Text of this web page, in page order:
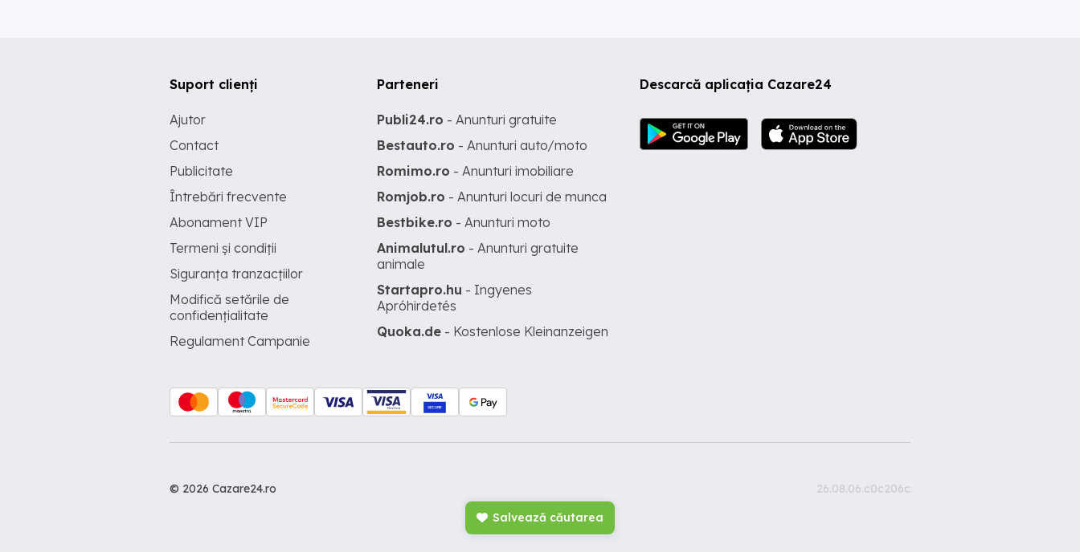
Salvează căutarea
Descarcă aplicația Cazare24
Suport clienți
Ajutor
Contact
Publicitate
Întrebări frecvente
Abonament VIP
Termeni și condiții
Siguranța tranzacțiilor
Modifică setările de
confidențialitate
Regulament Campanie
Parteneri
Publi24.ro - Anunturi gratuite
Bestauto.ro - Anunturi auto/moto
Romimo.ro - Anunturi imobiliare
Romjob.ro - Anunturi locuri de munca
Bestbike.ro - Anunturi moto
Animalutul.ro - Anunturi gratuite
animale
Startapro.hu - Ingyenes
Apróhirdetés
Quoka.de - Kostenlose Kleinanzeigen
© 2026 Cazare24.ro 26.08.06.c0c206c